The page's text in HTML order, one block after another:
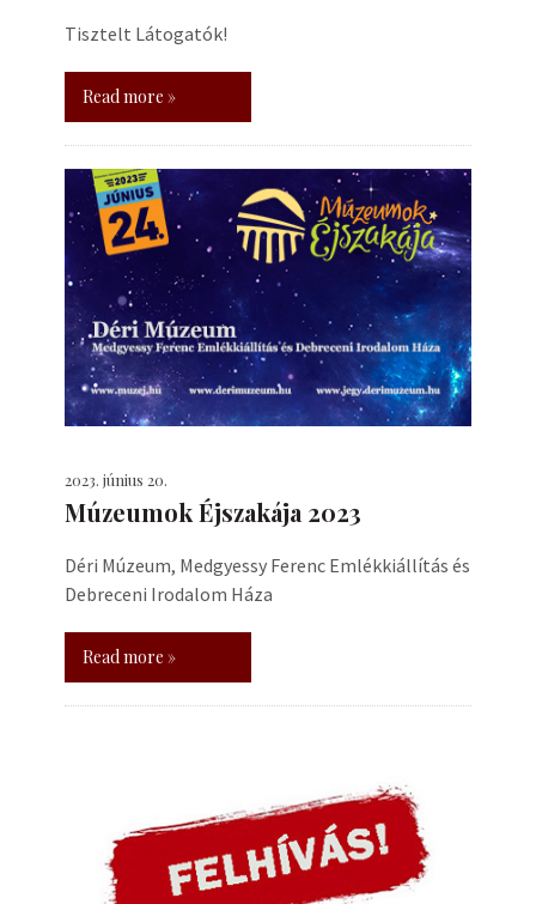
Tisztelt Látogatók!
Read more »
2023. június 20.
Múzeumok Éjszakája 2023
Déri Múzeum, Medgyessy Ferenc Emlékkiállítás és
Debreceni Irodalom Háza
Read more »